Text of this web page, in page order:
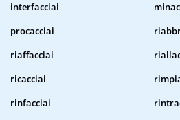
interfacciai
procacciai
riaffacciai
ricacciai
rinfacciai